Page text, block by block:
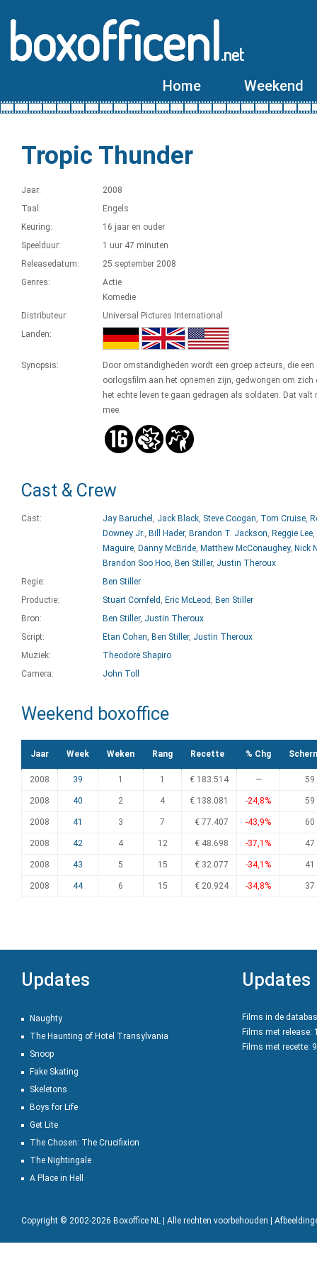
boxofficenl.net
Home Weekend
Tropic Thunder
Jaar:
2008
Taal:
Engels
Keuring:
16 jaar en ouder
Speelduur:
1 uur 47 minuten
Releasedatum:
25 september 2008
Genres:
Actie
Komedie
Distributeur:
Universal Pictures International
Landen:
Synopsis:
Door omstandigheden wordt een groep acteurs, die een
oorlogsfilm aan het opnemen zijn, gedwongen om zich
het echte leven te gaan gedragen als soldaten. Dat valt
mee.
Cast & Crew
Cast: Jay Baruchel , Jack Black, Steve Coogan, Tom Cruise,
Downey Jr., Bill Hader, Brandon T. Jackson, Reggie Lee,
Maguire, Danny McBride, Matthew McConaughey, Nick
Brandon Soo Hoo, Ben Stiller, Justin Theroux
Regie:
Ben Stiller
Productie:
Stuart Cornfeld , Eric McLeod , Ben Stiller
Bron:
Ben Stiller, Justin Theroux
Script:
Etan Cohen, Ben Stiller, Justin Theroux
Muziek:
Theodore Shapiro
Camera:
John Toll
Weekend boxoffice
Jaar Week Weken Rang Recette % Chg
2008 39 1 1 € 183.514 — 59
2008 40 2 4 € 138.081 -24,8% 59
2008 41 3 7 € 77.407 -43,9% 60
2008 42 4 12 € 48.698 -37,1% 47
2008 43 5 15 € 32.077 -34,1% 41
2008 44 6 15 € 20.924 -34,8% 37
Updates
Naughty
The Haunting of Hotel Transylvania
Snoop
Fake Skating
Skeletons
Boys for Life
Get Lite
The Chosen: The Crucifixion
The Nightingale
A Place in Hell
Updates
Films in de
Films met release:
Films met recette:
Copyright © 2002-2026 Boxoffice NL | Alle rechten voorbehouden |